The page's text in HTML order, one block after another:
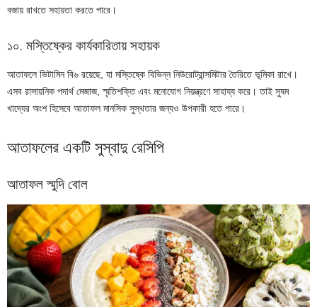
বজায় রাখতে সহায়তা করতে পারে।
১০. মস্তিষ্কের কার্যকারিতায় সহায়ক
আতাফলে ভিটামিন বি৬ রয়েছে, যা মস্তিষ্কে বিভিন্ন নিউরোট্রান্সমিটার তৈরিতে ভূমিকা রাখে।
এসব রাসায়নিক পদার্থ মেজাজ, স্মৃতিশক্তি এবং মনোযোগ নিয়ন্ত্রণে সাহায্য করে। তাই সুষম
খাদ্যের অংশ হিসেবে আতাফল মানসিক সুস্থতার জন্যও উপকারী হতে পারে।
আতাফলের একটি সুস্বাদু রেসিপি
আতাফল স্মুদি বোল